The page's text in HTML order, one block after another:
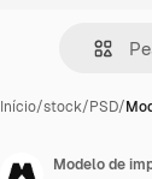
Início/stock/PSD/
Modelo de